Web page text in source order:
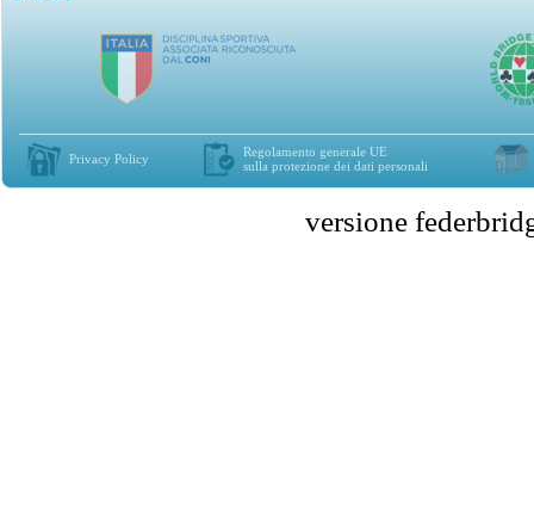
Privacy Policy
Regolamento generale UE
sulla protezione dei dati personali
versione